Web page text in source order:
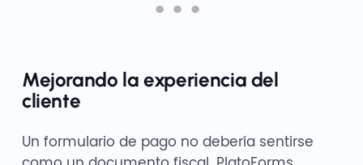
Mejorando la experiencia del
cliente
Un formulario de pago no debería sentirse